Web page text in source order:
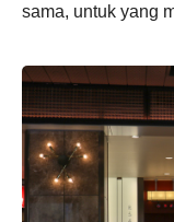
sama, untuk yang